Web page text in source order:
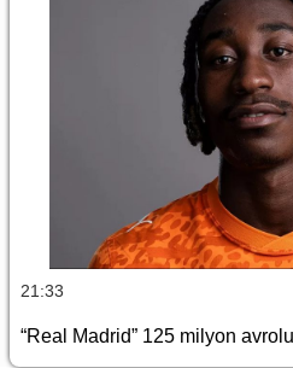
21:33
“Real Madrid” 125 milyon